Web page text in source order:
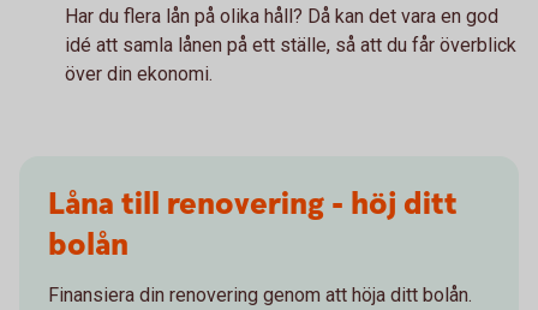
Har du flera lån på olika håll? Då kan det vara en god
idé att samla lånen på ett ställe, så att du får överblick
över din ekonomi.
Låna till renovering - höj ditt
bolån
Finansiera din renovering genom att höja ditt bolån.